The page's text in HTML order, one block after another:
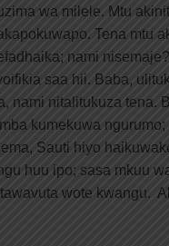
wa milele. Mtu
Tena mtu
nami
saa hii. Baba,
nami nitalitukuza tena.
kumekuwa
Sauti hiyo
huu ipo; sasa mkuu
wote kwangu.